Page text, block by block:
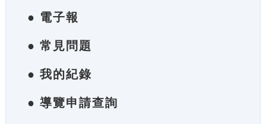
● 電子報
● 常見問題
● 我的紀錄
● 導覽申請查詢